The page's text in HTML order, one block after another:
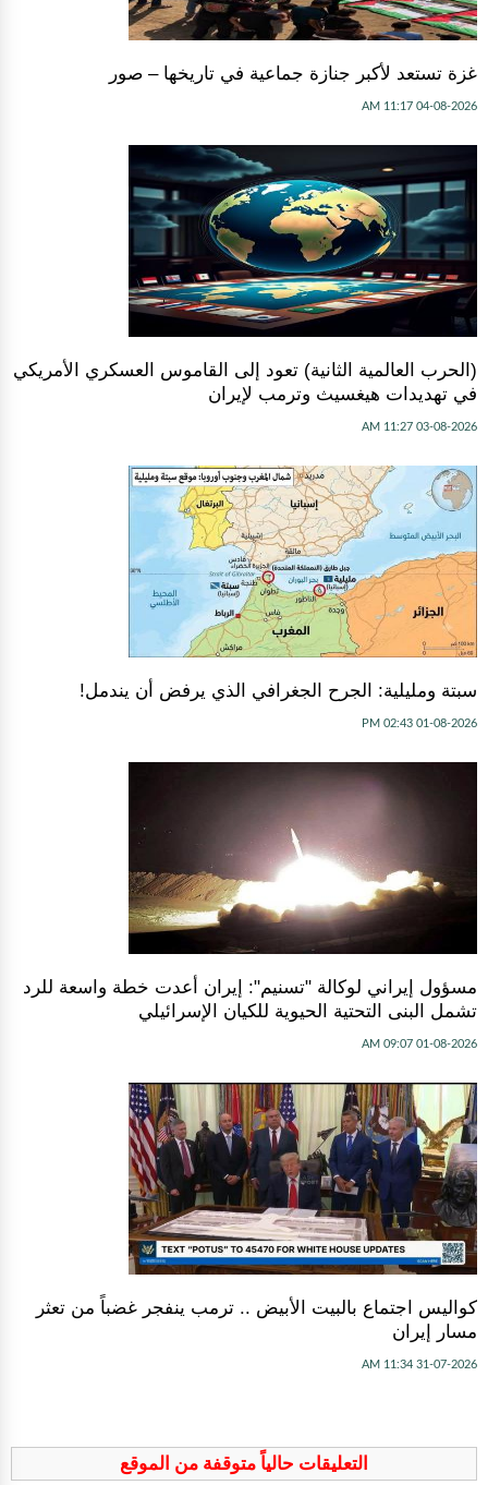
غزة تستعد لأكبر جنازة جماعية في تاريخها – صور
04-08-2026 11:17 AM
(الحرب العالمية الثانية) تعود إلى القاموس العسكري الأمريكي
في تهديدات هيغسيث وترمب لإيران
03-08-2026 11:27 AM
سبتة ومليلية: الجرح الجغرافي الذي يرفض أن يندمل!
01-08-2026 02:43 PM
مسؤول إيراني لوكالة "تسنيم": إيران أعدت خطة واسعة للرد
تشمل البنى التحتية الحيوية للكيان الإسرائيلي
01-08-2026 09:07 AM
كواليس اجتماع بالبيت الأبيض .. ترمب ينفجر غضباً من تعثر
مسار إيران
31-07-2026 11:34 AM
التعليقات حالياً متوقفة من الموقع